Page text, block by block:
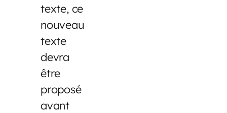
texte, ce
nouveau
texte
devra
être
proposé
avant